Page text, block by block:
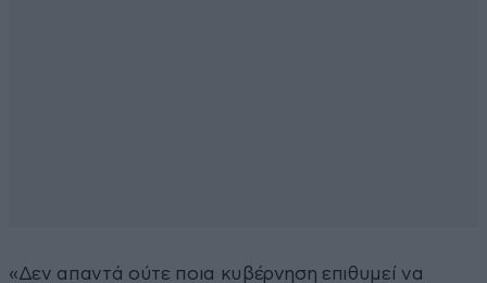
«Δεν απαντά ούτε ποια κυβέρνηση επιθυμεί να